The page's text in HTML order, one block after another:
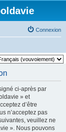
Connexion
ci-après par
» et
d’être
n’acceptez pas
veuillez ne
». Nous pouvons